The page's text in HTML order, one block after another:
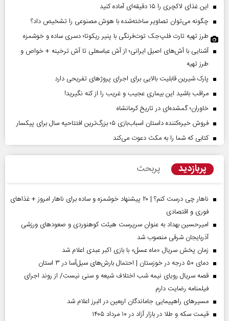
این غذای لاکچری را ۱۵ دقیقه‌ای آماده کنید
چگونه می‌توان تصاویر ساخته‌شده با هوش مصنوعی را تشخیص داد؟
طرز تهیه تارت فلپ‌جک توت‌فرنگی با پنیر ریکوتا؛ دسری ساده و خوشمزه
آشنایی با آش‌های اصیل ایرانی؛ از آش عباسعلی تا آش ترخینه + خواص و
طرز تهیه
پارک شیرین قابلیت‌ بالایی برای اجرای پروژهای تفریحی دارد
مراقب باشید این بیماری عجیب و غریب را از کنه نگیرید!
خاوران؛ گمشده‌ای در تاریخ کرمانشاه
فروش خیره‌کننده داستان اسباب‌بازی ۵؛ بزرگ‌ترین افتتاحیه سال برای پیکسار
کتابی که شما را به مکث دعوت می‌کند
پربازدید پربحث
ناهار چی درست کنم؟ | ۲۰ پیشنهاد خوشمزه و ساده برای ناهار امروز + غذاهای
فوری و اقتصادی
امیرحسین بهداد به عنوان سرپرست هیئت کوهنوردی و صعودهای ورزشی
آذربایجان شرقی منصوب شد
زمان پخش سریال «ماه عسل» با بازی اکبر عبدی اعلام شد
دمای ۵۰ درجه در خوزستان | احتمال بارش‌های سیل‌آسا در ۳ استان
قصه سریال رویای نیمه شب اختلاف شیعه و سنی نیست/ از روند اجرای
فیلمنامه رضایت دارم
مسیر‌های راهپیمایی جاماندگان اربعین در البرز اعلام شد
قیمت سکه و طلا در بازار آزاد در ۱۰ مرداد ۱۴۰۵